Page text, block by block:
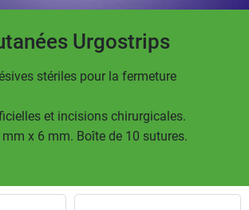
Urgostrips
stériles pour la fermeture
et incisions chirurgicales.
x 6 mm. Boîte de 10 sutures.